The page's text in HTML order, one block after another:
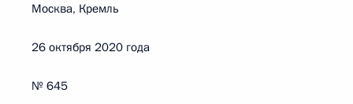
Москва, Кремль
26 октября 2020 года
№ 645